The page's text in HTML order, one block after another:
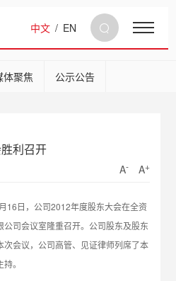
中文 / EN
体聚焦 公示公告
利召开
A- A+
，公司2012年度股东大会在全资
司会议室隆重召开。公司股东及股东
会议，公司高管、见证律师列席了本
。